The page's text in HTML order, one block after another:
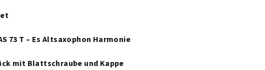
73 T – Es Altsaxophon Harmonie
mit Blattschraube und Kappe